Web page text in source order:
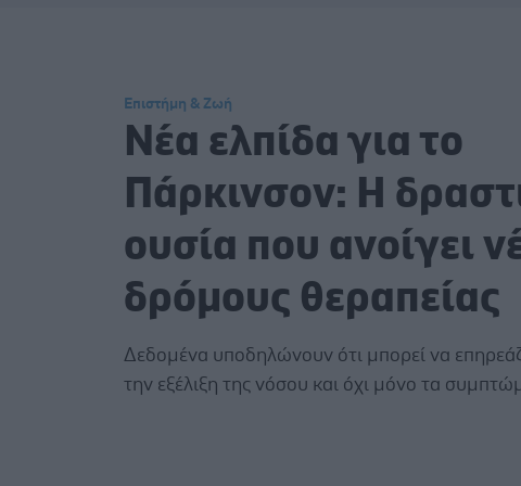
Επιστήμη & Ζωή
Νέα ελπίδα για το
Πάρκινσον: Η
ουσία που ανοίγει
δρόμους θεραπείας
Δεδομένα υποδηλώνουν ότι μπορεί να
την εξέλιξη της νόσου και όχι μόνο τα